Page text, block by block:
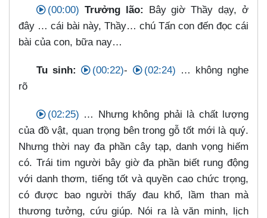
(00:00) Trưởng lão: Bây giờ Thầy dạy, ở
đây …​ cái bài này, Thầy…​ chú Tấn con đến đọc cái
bài của con, bữa nay…​
Tu sinh: (00:22)- (02:24) …​ không nghe
rõ
(02:25) …​ Nhưng không phải là chất lượng
của đồ vật, quan trọng bên trong gỗ tốt mới là quý.
Nhưng thời nay đa phần cây tạp, danh vọng hiếm
có. Trái tim người bây giờ đa phần biết rung động
với danh thơm, tiếng tốt và quyền cao chức trọng,
có được bao người thấy đau khổ, lầm than mà
thương tưởng, cứu giúp. Nói ra là văn minh, lịch